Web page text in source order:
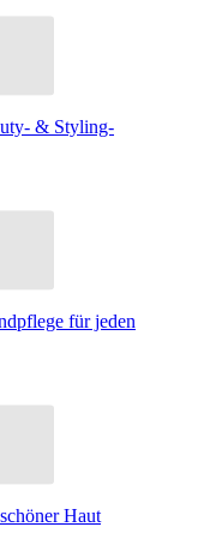
& Styling-
für jeden
Haut